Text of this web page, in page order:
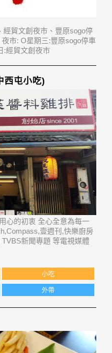
經貿文創夜市、豐原sogo停
市: O星期三:豐原sogo停車
:經貿文創夜市
西屯小吃)
心的初衷 全心全意為每一
壹週刊,快樂廚房
新聞專題 等電視媒體
小吃
外帶